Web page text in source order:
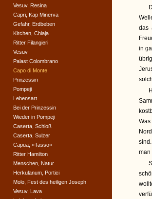
das
in
man
Vesuv, Resina
Capri, Kap Minerva
Gefahr, Erdbeben
Kirchen, Chiaja
Ritter Filangieri
Vesuv
Palast Colombrano
Capo di Monte
Prinzessin
Pompeji
Lebensart
Bei der Prinzessin
Wieder in Pompeji
Caserta, Schloß
Caserta, Sulzer
Capua, »Tasso«
Ritter Hamilton
Menschen, Natur
Herkulanum, Portici
Molo, Fest des heiligen Joseph
Vesuv, Lava